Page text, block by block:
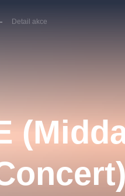
Detail akce
HOLKA
s.r.o.
Pink Panther
s.r.o.